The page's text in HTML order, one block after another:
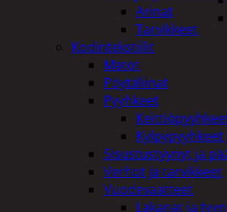
Arinat
Tarvikkeet
Kodintekstiilit
Matot
Pöytäliinat
Pyyhkeet
Sisustustyynyt ja
Verhot ja tarvikkeet
Vuodevaatteet
Lakanat ja